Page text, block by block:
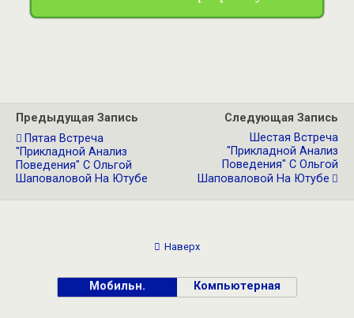
Предыдущая Запись
Пятая Встреча
"Прикладной Анализ
Поведения" С Ольгой
Шаповаловой На Ютубе
Следующая Запись
Шестая Встреча
"Прикладной Анализ
Поведения" С Ольгой
Шаповаловой На Ютубе
Наверх
Мобильн. Компьютерная